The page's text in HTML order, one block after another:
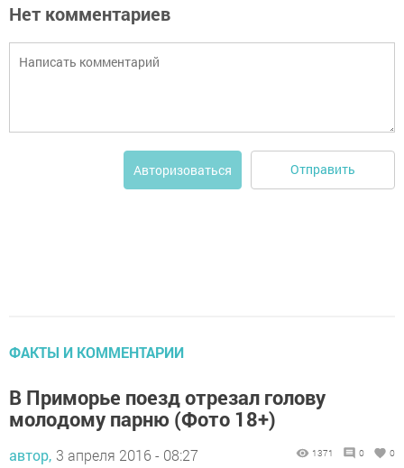
Нет комментариев
Авторизоваться Отправить
ФАКТЫ И КОММЕНТАРИИ
В Приморье поезд отрезал голову
молодому парню (Фото 18+)
автор, 3 апреля 2016 - 08:27 1371 0 0